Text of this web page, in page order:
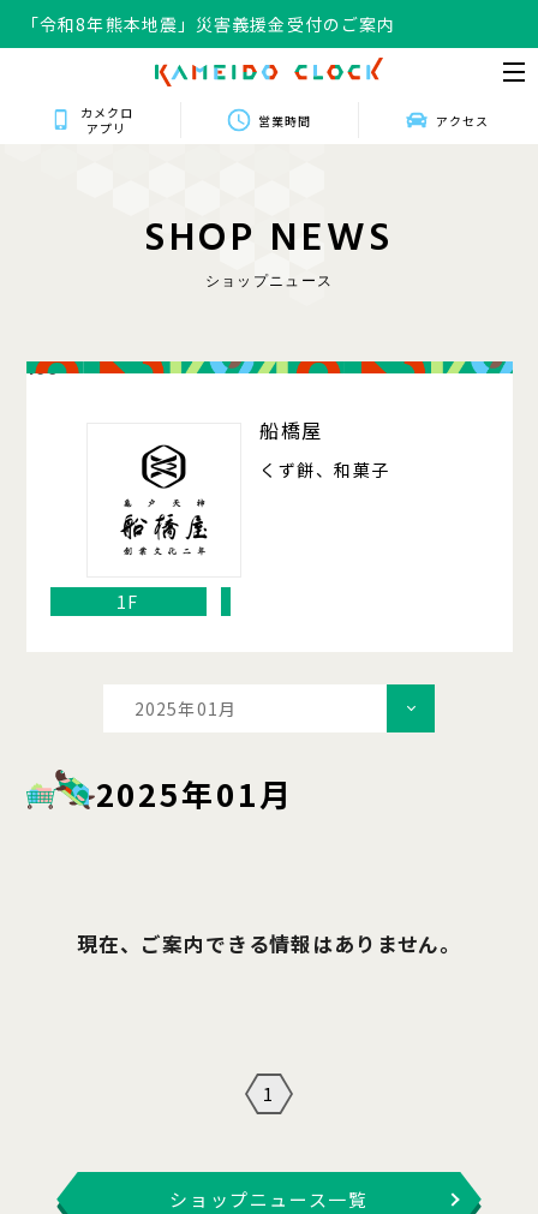
「令和8年熊本地震」災害義援金受付のご案内
カメクロ
アプリ
営業時間 アクセス
SHOP NEWS
ショップニュース
106
船橋屋
くず餅、和菓子
1F
2025年01月
2025年01月
現在、ご案内できる情報はありません。
1
ショップニュース一覧